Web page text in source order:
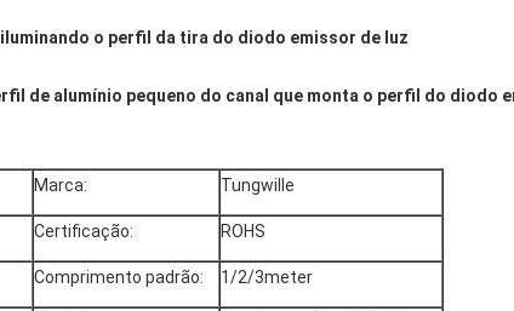
o perfil da tira do diodo emissor de luz
de alumínio pequeno do canal que monta o perfil do diodo
Marca: Tungwille
Certificação: ROHS
Comprimento padrão: 1/2/3meter